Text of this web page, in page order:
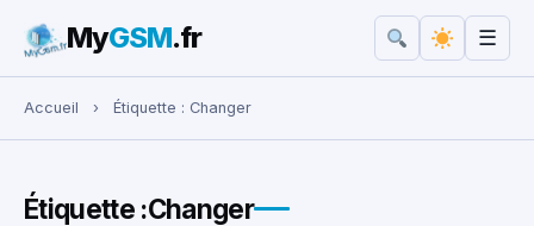
Rechercher :
MyGSM.fr ☰
Accueil › Étiquette : Changer
Étiquette :Changer